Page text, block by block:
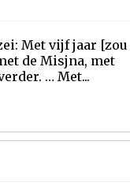
Met vijf jaar [zou
de Misjna, met
… Met...